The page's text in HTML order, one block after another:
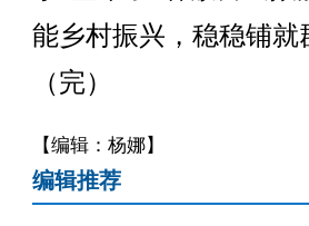
能乡村振兴，稳稳铺
（完）
【编辑：杨娜】
编辑推荐